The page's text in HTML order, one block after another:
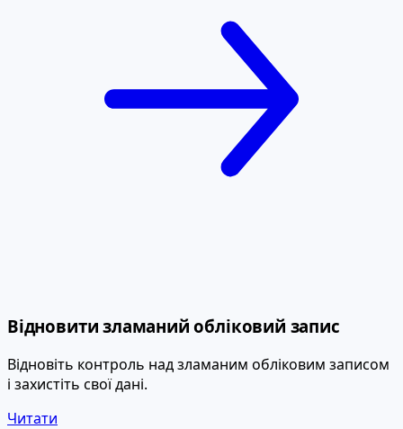
Відновити зламаний обліковий запис
Відновіть контроль над зламаним обліковим записом
і захистіть свої дані.
Читати